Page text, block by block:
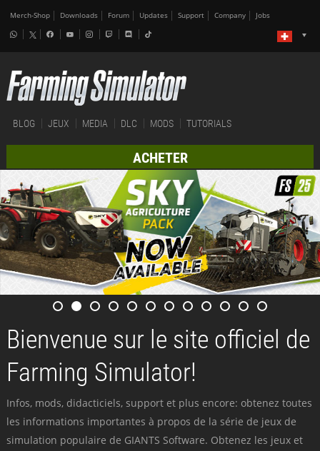
Merch-Shop Downloads Forum Updates Support Company Jobs
BLOG JEUX MEDIA DLC MODS TUTORIALS
ACHETER
Bienvenue sur le site officiel de
Farming Simulator!
Infos, mods, didacticiels, support et plus encore: obtenez toutes
les informations importantes à propos de la série de jeux de
simulation populaire de GIANTS Software. Obtenez les jeux et